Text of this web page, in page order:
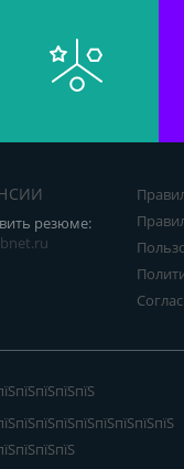
резюме: